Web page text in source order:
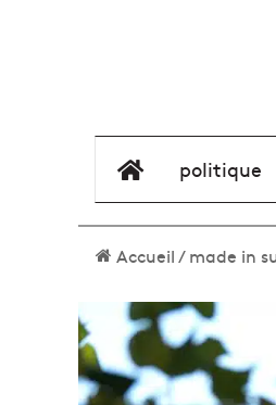
élément de
politique
Accueil/made in